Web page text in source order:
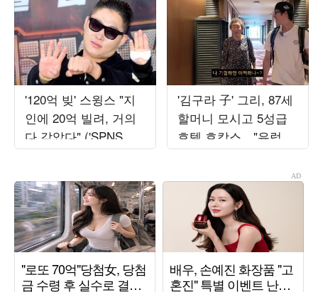
'120억 빚' 스윙스 "지
인에 20억 빌려, 거의
다 갚았다" ('SPNS
TV')
'김구라 子' 그리, 87세
할머니 모시고 5성급
호텔 호캉스…"유럽도
보내드릴게"